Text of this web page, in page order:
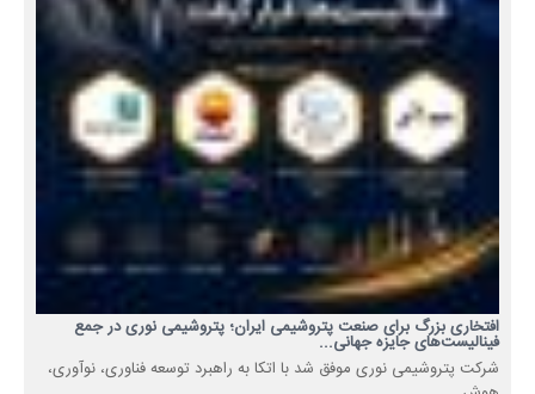
افتخاری بزرگ برای صنعت پتروشیمی ایران؛ پتروشیمی نوری در جمع
فینالیست‌های جایزه جهانی...
شرکت پتروشیمی نوری موفق شد با اتکا به راهبرد توسعه فناوری، نوآوری،